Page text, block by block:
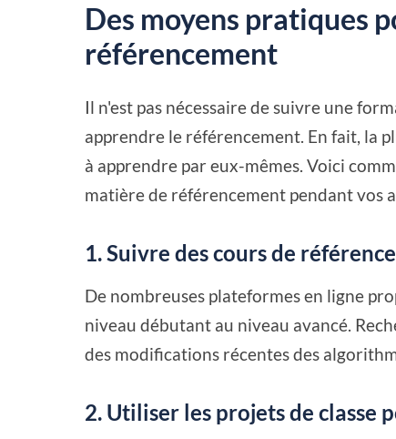
Des moyens pratiques
référencement
Il n'est pas nécessaire de suivre une
apprendre le référencement. En fait, la
à apprendre par eux-mêmes. Voici
matière de référencement pendant vos
1. Suivre des cours de
De nombreuses plateformes en ligne
niveau débutant au niveau avancé.
des modifications récentes des
2. Utiliser les projets de classe